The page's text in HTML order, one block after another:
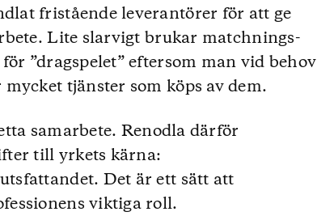
fristående leverantörer för att ge
Lite slarvigt brukar matchnings-
”dragspelet” eftersom man vid behov
tjänster som köps av dem.
samarbete. Renodla därför
till yrkets kärna:
Det är ett sätt att
viktiga roll.